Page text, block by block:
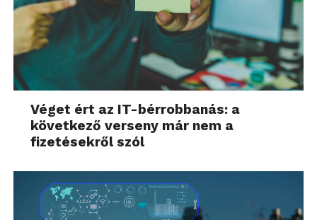
Véget ért az IT-bérrobbanás: a
következő verseny már nem a
fizetésekről szól